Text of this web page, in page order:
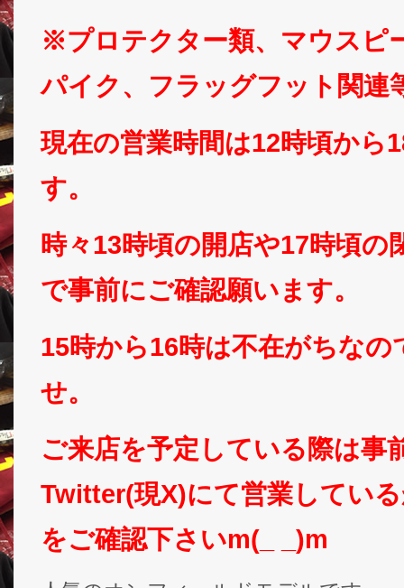
※プロテクター類、マウスピ
パイク、フラッグフット関連
現在の営業時間は12時頃から
す。
時々13時頃の開店や17時頃の
で事前にご確認願います。
15時から16時は不在がちなの
せ。
ご来店を予定している際は事
Twitter(現X)にて営業してい
をご確認下さいm(_ _)m